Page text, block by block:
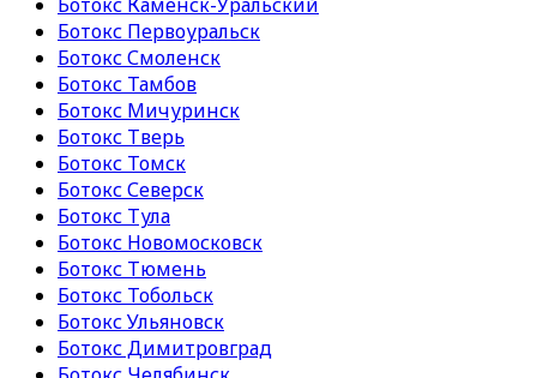
Ботокс Первоуральск
Ботокс Смоленск
Ботокс Тамбов
Ботокс Мичуринск
Ботокс Тверь
Ботокс Томск
Ботокс Северск
Ботокс Тула
Ботокс Новомосковск
Ботокс Тюмень
Ботокс Тобольск
Ботокс Ульяновск
Ботокс Димитровград